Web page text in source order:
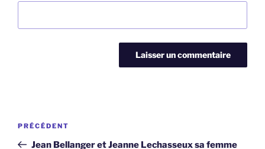
Navigation
Article
précédent
PRÉCÉDENT
Jean Bellanger et Jeanne Lechasseux sa femme